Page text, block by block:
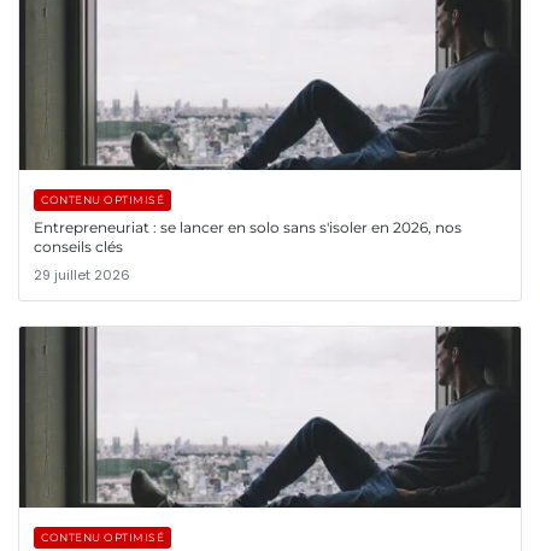
CONTENU OPTIMISÉ
Entrepreneuriat : se lancer en solo sans s'isoler en 2026, nos
conseils clés
29 juillet 2026
CONTENU OPTIMISÉ